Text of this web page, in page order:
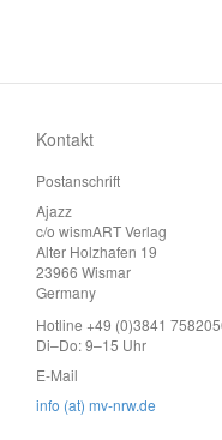
Kontakt
Postanschrift
Ajazz
c/o wismART Verlag
Alter Holzhafen 19
23966 Wismar
Germany
Hotline +49 (0)3841
Di–Do: 9–15 Uhr
E-Mail
info (at) mv-nrw.de